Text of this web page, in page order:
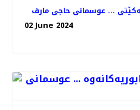
... عوسمانی حاجی مارف
02 June 2024